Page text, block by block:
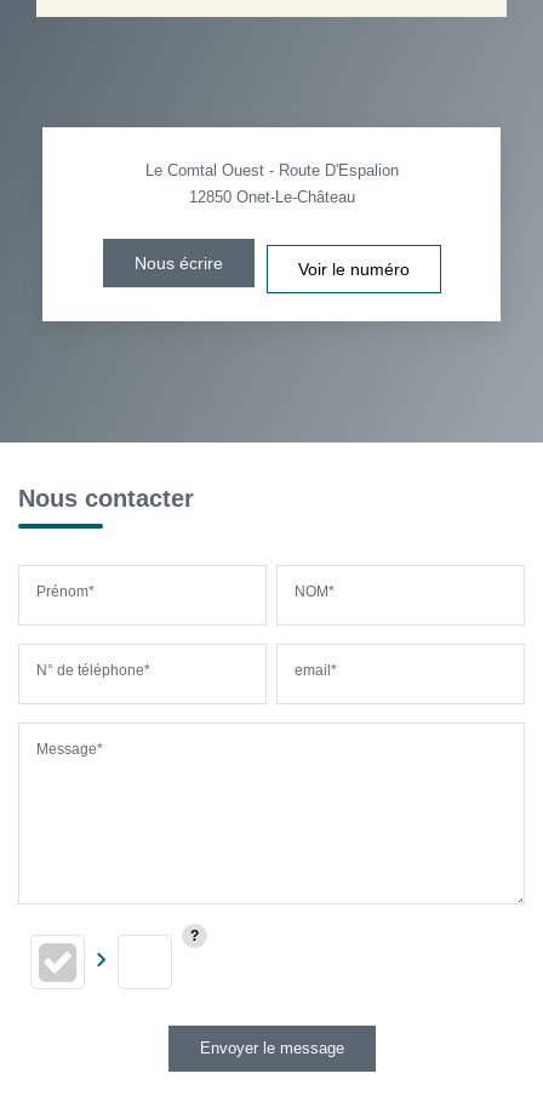
Le Comtal Ouest - Route D'Espalion
12850 Onet-Le-Château
Nous écrire Voir le numéro
Nous contacter
Prénom* NOM*
N° de téléphone* email*
Message*
Envoyer le message